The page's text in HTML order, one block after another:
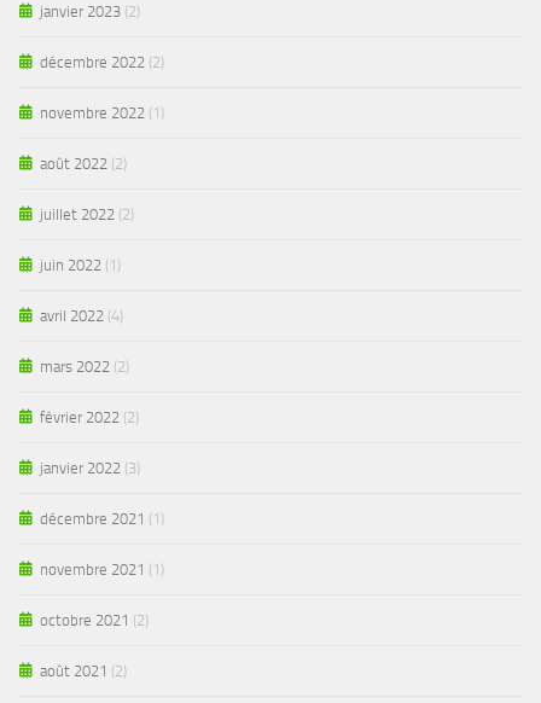
janvier 2023 (2)
décembre 2022 (2)
novembre 2022 (1)
août 2022 (2)
juillet 2022 (2)
juin 2022 (1)
avril 2022 (4)
mars 2022 (2)
février 2022 (2)
janvier 2022 (3)
décembre 2021 (1)
novembre 2021 (1)
octobre 2021 (2)
août 2021 (2)